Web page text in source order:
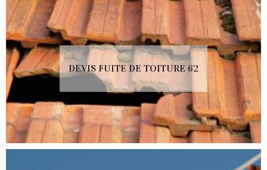
DEVIS FUITE DE TOITURE 62